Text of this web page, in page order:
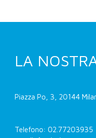
LA
Piazza Po, 3, 20144
Telefono: 02.77203935